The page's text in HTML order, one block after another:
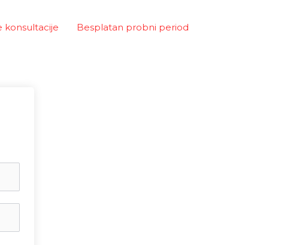
konsultacije Besplatan probni period